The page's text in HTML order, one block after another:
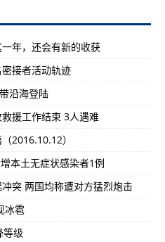
年，还会有新的收获
接者活动轨迹
沿海登陆
援工作结束 3人遇难
2016.10.12）
本土无症状感染者1例
突 两国均称遭对方猛烈炮击
冰雹
等级